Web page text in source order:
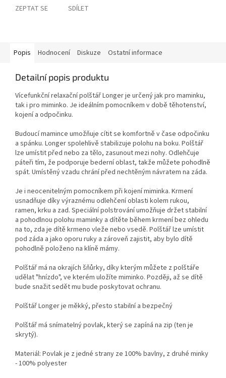
ZEPTAT SE SDÍLET
Popis Hodnocení Diskuze Ostatní informace
Detailní popis produktu
Vícefunkční relaxační polštář Longer je určený jak pro maminku,
tak i pro miminko. Je ideálním pomocníkem v době těhotenství,
kojení a odpočinku.
Budoucí mamince umožňuje cítit se komfortně v čase odpočinku
a spánku. Longer spolehlivě stabilizuje polohu na boku. Polštář
lze umístit před nebo za tělo, zasunout mezi nohy. Odlehčuje
páteři tím, že podporuje bederní oblast, takže můžete pohodlně
spát. Umístěný vzadu chrání před nechtěným návratem na záda.
Je i neocenitelným pomocníkem při kojení miminka. Krmení
usnadňuje díky výraznému odlehčení oblasti kolem rukou,
ramen, krku a zad. Speciální polstrování umožňuje držet stabilní
a pohodlnou polohu maminky a dítěte během krmení bez ohledu
na to, zda je dítě krmeno vleže nebo vsedě. Polštář lze umístit
pod záda a jako oporu ruky a zároveň zajistit, aby bylo dítě
pohodlně položeno na klíně mámy.
Polštář má na okrajích šňůrky, díky kterým můžete z polštáře
udělat "hnízdo", ve kterém uložíte miminko. Později, až se dítě
bude snažit sedět mu bude poskytovat ochranu.
Polštář Longer je měkký, přesto stabilní a bezpečný
Polštář má snímatelný povlak, který se zapíná na zip (ten je
skrytý).
Materiál: Povlak je z jedné strany ze 100% bavlny, z druhé minky
- 100% polyester